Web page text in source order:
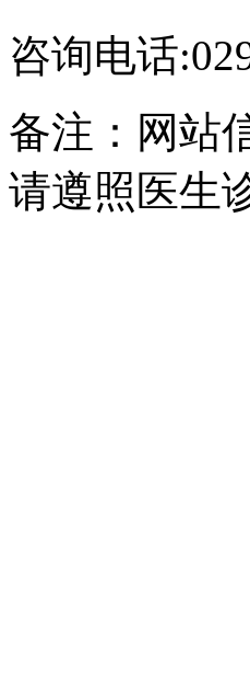
咨询电话
备注：网站
请遵照医生